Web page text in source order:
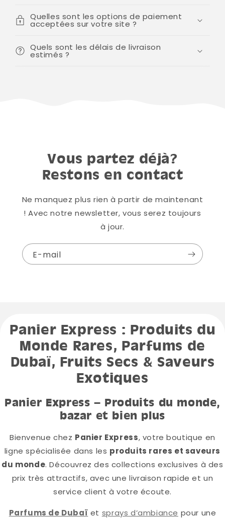
Quelles sont les options de paiement
acceptées sur votre site ?
Quels sont les délais de livraison
estimés ?
Vous partez déjà?
Restons en contact
Ne manquez plus rien à partir de maintenant
! Avec notre newsletter, vous serez toujours
à jour.
E-mail
Panier Express : Produits du
Monde Rares, Parfums de
Dubaï, Fruits Secs & Saveurs
Exotiques
Panier Express – Produits du monde,
bazar et bien plus
Bienvenue chez Panier Express, votre boutique en
ligne spécialisée dans les produits rares et saveurs
du monde. Découvrez des collections exclusives à des
prix très attractifs, avec une livraison rapide et un
service client à votre écoute.
Parfums de Dubaï et sprays d’ambiance pour une